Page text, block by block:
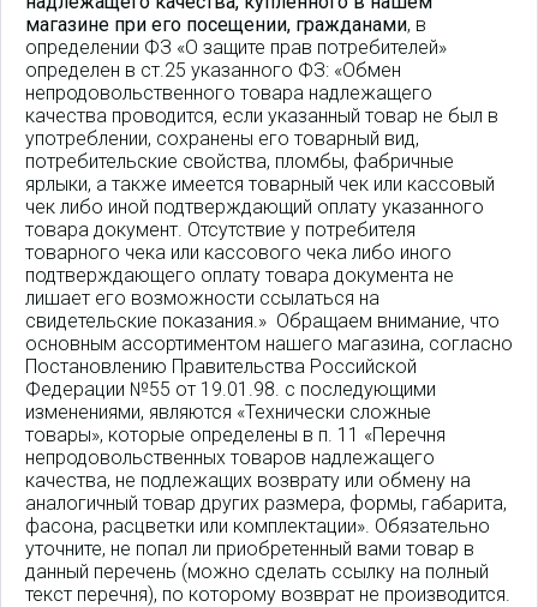
магазине при его посещении, гражданами, в
определении ФЗ «О защите прав потребителей»
определен в ст.25 указанного ФЗ: «Обмен
непродовольственного товара надлежащего
качества проводится, если указанный товар не был в
употреблении, сохранены его товарный вид,
потребительские свойства, пломбы, фабричные
ярлыки, а также имеется товарный чек или кассовый
чек либо иной подтверждающий оплату указанного
товара документ. Отсутствие у потребителя
товарного чека или кассового чека либо иного
подтверждающего оплату товара документа не
лишает его возможности ссылаться на
свидетельские показания.» Обращаем внимание, что
основным ассортиментом нашего магазина, согласно
Постановлению Правительства Российской
Федерации №55 от 19.01.98. с последующими
изменениями, являются «Технически сложные
товары», которые определены в п. 11 «Перечня
непродовольственных товаров надлежащего
качества, не подлежащих возврату или обмену на
аналогичный товар других размера, формы, габарита,
фасона, расцветки или комплектации». Обязательно
уточните, не попал ли приобретенный вами товар в
данный перечень (можно сделать ссылку на полный
текст перечня), по которому возврат не производится.